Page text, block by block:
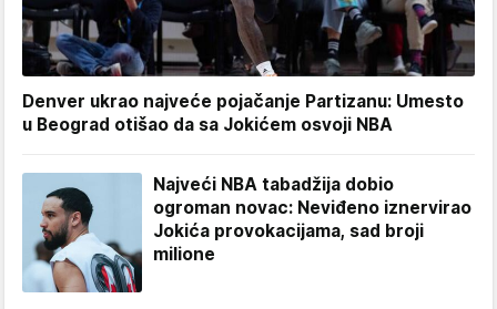
Denver ukrao najveće pojačanje Partizanu: Umesto
u Beograd otišao da sa Jokićem osvoji NBA
Najveći NBA tabadžija dobio
ogroman novac: Neviđeno iznervirao
Jokića provokacijama, sad broji
milione